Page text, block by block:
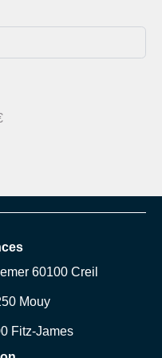
60100 Creil
Mouy
Fitz-James